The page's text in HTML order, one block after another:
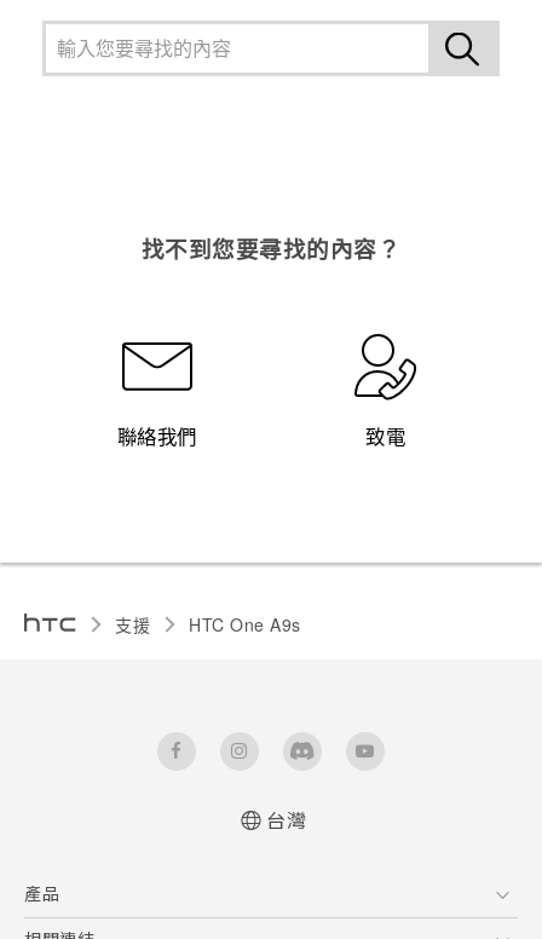
找不到您要尋找的內容？
聯絡我們 致電
支援 HTC One A9s‎
台灣
產品